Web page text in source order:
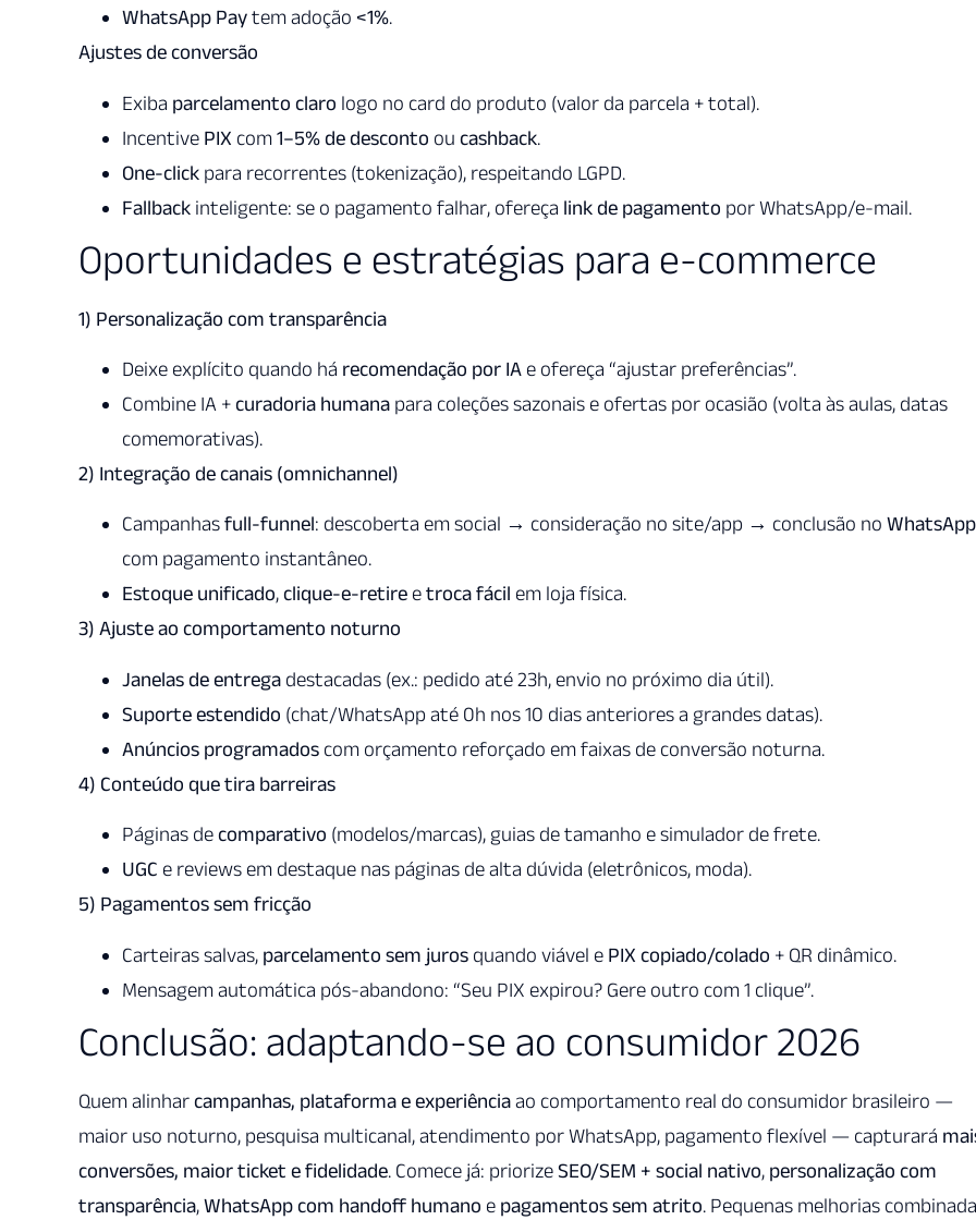
WhatsApp Paytem adoção <1%.
Ajustes de conversão
Exiba parcelamento claro logo no card do produto (valor da parcela + total).
Incentive PIX com1–5% de desconto ou cashback.
One-click para recorrentes (tokenização), respeitando LGPD.
Fallback inteligente: se o pagamento falhar, ofereça link de pagamento por WhatsApp/e-mail.
Oportunidades e estratégias para e-commerce
1) Personalização com transparência
Deixe explícito quando há recomendação por IA e ofereça “ajustar preferências”.
Combine IA +curadoria humana para coleções sazonais e ofertas por ocasião (volta às aulas, datas
comemorativas).
2) Integração de canais (omnichannel)
Campanhasfull-funnel: descoberta em social → consideração no site/app → conclusão no WhatsApp
com pagamento instantâneo.
Estoque unificado,clique-e-retire etroca fácil em loja física.
3) Ajuste ao comportamento noturno
Janelas de entrega destacadas (ex.: pedido até 23h, envio no próximo dia útil).
Suporte estendido (chat/WhatsApp até 0h nos 10 dias anteriores a grandes datas).
Anúncios programados com orçamento reforçado em faixas de conversão noturna.
4) Conteúdo que tira barreiras
Páginas decomparativo (modelos/marcas), guias de tamanho e simulador de frete.
UGC e reviews em destaque nas páginas de alta dúvida (eletrônicos, moda).
5) Pagamentos sem fricção
Carteiras salvas, parcelamento sem juros quando viável e PIX copiado/colado + QR dinâmico.
Mensagem automática pós-abandono: “Seu PIX expirou? Gere outro com 1 clique”.
Conclusão: adaptando-se ao consumidor 2026
Quem alinharcampanhas, plataforma e experiênciaao comportamento real do consumidor brasileiro —
maior uso noturno, pesquisa multicanal, atendimento por WhatsApp, pagamento flexível — capturará
conversões, maior ticket e fidelidade. Comece já: priorizeSEO/SEM + social nativo, personalização com
transparência,WhatsApp com handoff humano e pagamentos sem atrito. Pequenas melhorias